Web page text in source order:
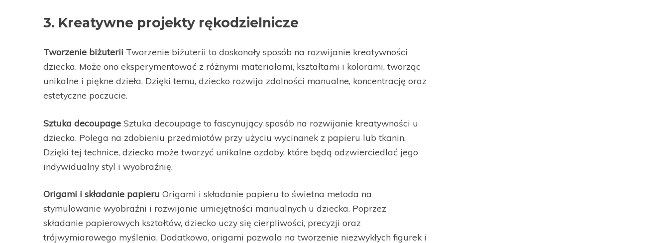
3. Kreatywne projekty rękodzielnicze
Tworzenie biżuterii Tworzenie biżuterii to doskonały sposób na rozwijanie kreatywności
dziecka. Może ono eksperymentować z różnymi materiałami, kształtami i kolorami, tworząc
unikalne i piękne dzieła. Dzięki temu, dziecko rozwija zdolności manualne, koncentrację oraz
estetyczne poczucie.
Sztuka decoupage Sztuka decoupage to fascynujący sposób na rozwijanie kreatywności u
dziecka. Polega na zdobieniu przedmiotów przy użyciu wycinanek z papieru lub tkanin.
Dzięki tej technice, dziecko może tworzyć unikalne ozdoby, które będą odzwierciedlać jego
indywidualny styl i wyobraźnię.
Origami i składanie papieru Origami i składanie papieru to świetna metoda na
stymulowanie wyobraźni i rozwijanie umiejętności manualnych u dziecka. Poprzez
składanie papierowych kształtów, dziecko uczy się cierpliwości, precyzji oraz
trójwymiarowego myślenia. Dodatkowo, origami pozwala na tworzenie niezwykłych figurek i